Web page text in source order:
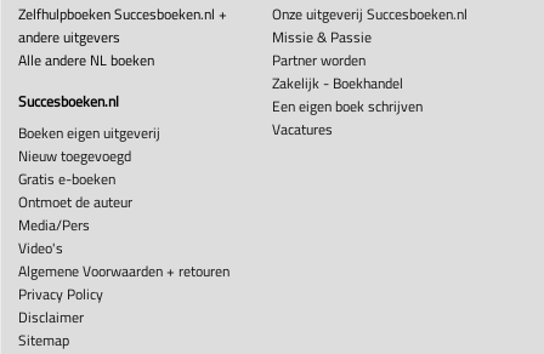
Zelfhulpboeken Succesboeken.nl +
andere uitgevers
Alle andere NL boeken
Succesboeken.nl
Boeken eigen uitgeverij
Nieuw toegevoegd
Gratis e-boeken
Ontmoet de auteur
Media/Pers
Video's
Algemene Voorwaarden + retouren
Privacy Policy
Disclaimer
Sitemap
Onze uitgeverij Succesboeken.nl
Missie & Passie
Partner worden
Zakelijk - Boekhandel
Een eigen boek schrijven
Vacatures